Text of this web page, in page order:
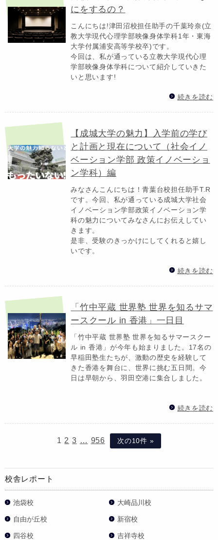
にをするの？
こんにちは!津田沼校担任助手の千葉玲奈(立
教大学現代心理学部映像身体学科1年・東海
大学付属浦安高等学校卒)です。
今回は、私が通っている立教大学現代心理
学部映像身体学科について紹介していきた
いと思います!
続きを読む
【成城大学の魅力】入学前の学び
と計画と現在について（社会イノ
ベーション学部 政策イノベーショ
ン学科）編
みなさんこんにちは！青葉台校担任助手T.R
です。今回、私が通っている成城大学社会
イノベーション学部政策イノベーション学
科の魅力についてみなさんにお伝えしてい
きます。
是非、受験のきっかけにしてくれると嬉し
いです。
続きを読む
「竹中平蔵 世界塾 世界を知るサマ
ースクール in 香港」一日目
「竹中平蔵 世界塾 世界を知るサマースクー
ル in 香港」が今年も始まりました。17名の
早稲田塾生たちが、激動の歴史を経験して
きた香港を舞台に、世界に挑む五日間。今
日は早朝から、羽田空港に集合しました。
続きを読む
1 2 3 … 956 次の10件 »
校舎レポート
池袋校 大崎品川校
自由が丘校 新宿校
四谷校 吉祥寺校